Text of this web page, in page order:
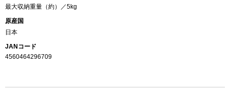
最大収納重量（約）／5kg
原産国
日本
JANコード
4560464296709